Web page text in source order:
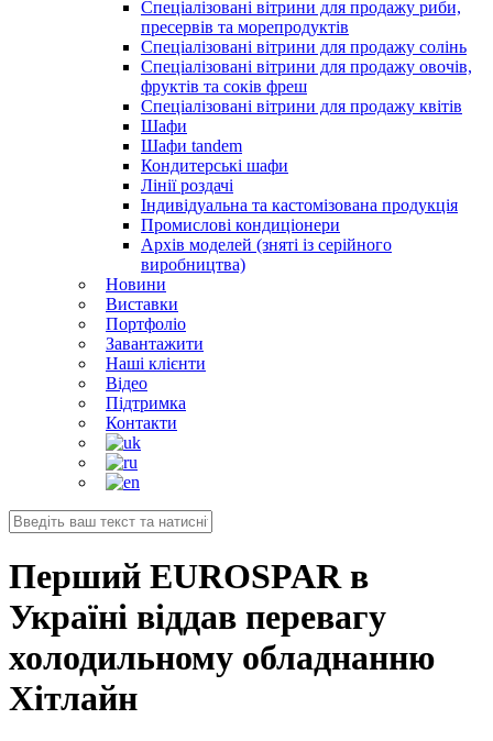
Спеціалізовані вітрини для продажу риби,
пресервів та морепродуктів
Спеціалізовані вітрини для продажу солінь
Спеціалізовані вітрини для продажу овочів,
фруктів та соків фреш
Спеціалізовані вітрини для продажу квітів
Шафи
Шафи tandem
Кондитерські шафи
Лінії роздачі
Індивідуальна та кастомізована продукція
Промислові кондиціонери
Архів моделей (зняті із серійного
виробництва)
Новини
Виставки
Портфоліо
Завантажити
Наші клієнти
Відео
Підтримка
Контакти
Перший EUROSPAR в
Україні віддав перевагу
холодильному обладнанню
Хітлайн